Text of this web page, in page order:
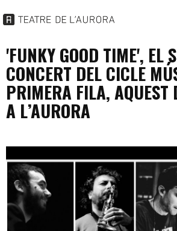
'FUNKY GOOD TIME', EL
CONCERT DEL CICLE
PRIMERA FILA, AQUEST
A L’AURORA